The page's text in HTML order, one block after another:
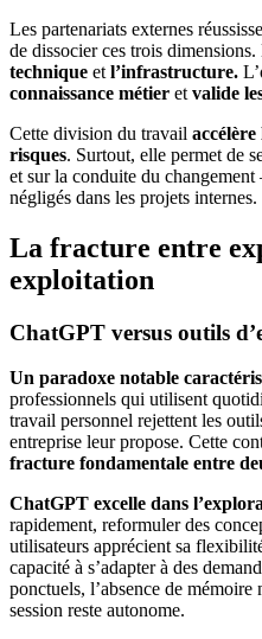
Les partenariats externes
de dissocier ces trois
technique et l’infrastructure.
connaissance métier et valide
Cette division du travail
risques. Surtout, elle permet de
et sur la conduite du
négligés dans les projets internes.
La fracture entre
exploitation
ChatGPT versus outils
Un paradoxe notable
professionnels qui utilisent
travail personnel rejettent les
entreprise leur propose. Cette
fracture fondamentale entre
ChatGPT excelle dans
rapidement, reformuler des
utilisateurs apprécient sa
capacité à s’adapter à des
ponctuels, l’absence de mémoire
session reste autonome.